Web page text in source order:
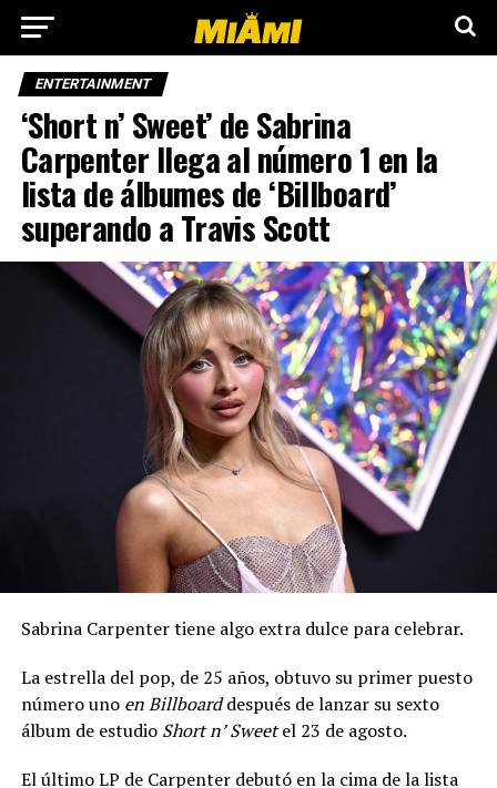
ENTERTAINMENT
‘Short n’ Sweet’ de Sabrina
Carpenter llega al número 1 en la
lista de álbumes de ‘Billboard’
superando a Travis Scott
Sabrina Carpenter tiene algo extra dulce para celebrar.
La estrella del pop, de 25 años, obtuvo su primer puesto
número uno en Billboarddespués de lanzar su sexto
álbum de estudio Short n’ Sweetel 23 de agosto.
El último LP de Carpenter debutó en la cima de la lista